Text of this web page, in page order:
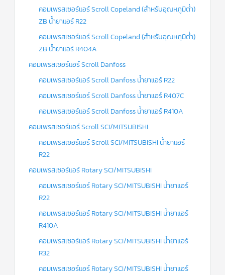
คอมเพรสเซอร์แอร์ Scroll Copeland (สำหรับอุณหภูมิต่ำ)
ZB น้ำยาแอร์ R22
คอมเพรสเซอร์แอร์ Scroll Copeland (สำหรับอุณหภูมิต่ำ)
ZB น้ำยาแอร์ R404A
คอมเพรสเซอร์แอร์ Scroll Danfoss
คอมเพรสเซอร์แอร์ Scroll Danfoss น้ำยาแอร์ R22
คอมเพรสเซอร์แอร์ Scroll Danfoss น้ำยาแอร์ R407C
คอมเพรสเซอร์แอร์ Scroll Danfoss น้ำยาแอร์ R410A
คอมเพรสเซอร์แอร์ Scroll SCI/MITSUBISHI
คอมเพรสเซอร์แอร์ Scroll SCI/MITSUBISHI น้ำยาแอร์
R22
คอมเพรสเซอร์แอร์ Rotary SCI/MITSUBISHI
คอมเพรสเซอร์แอร์ Rotary SCI/MITSUBISHI น้ำยาแอร์
R22
คอมเพรสเซอร์แอร์ Rotary SCI/MITSUBISHI น้ำยาแอร์
R410A
คอมเพรสเซอร์แอร์ Rotary SCI/MITSUBISHI น้ำยาแอร์
R32
คอมเพรสเซอร์แอร์ Rotary SCI/MITSUBISHI น้ำยาแอร์